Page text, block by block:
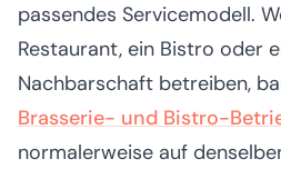
passendes Servicemodell.
Restaurant, ein Bistro oder
Nachbarschaft betreiben,
Brasserie- und Bistro-
normalerweise auf